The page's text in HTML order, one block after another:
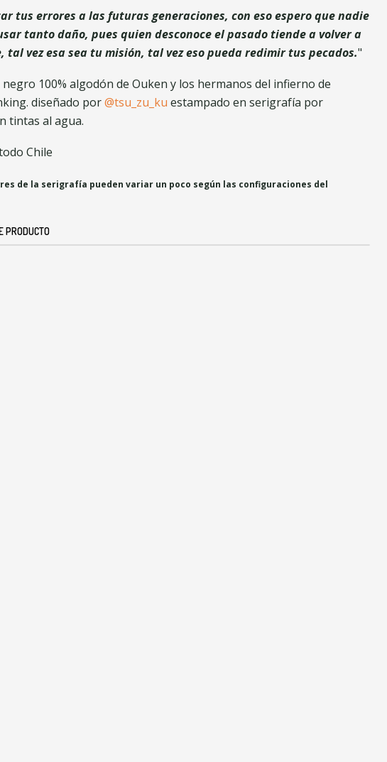
tus errores a las futuras generaciones, con eso espero que nadie
tanto daño, pues quien desconoce el pasado tiende a volver a
tal vez esa sea tu misión, tal vez eso pueda redimir tus pecados."
100% algodón de Ouken y los hermanos del infierno de
diseñado por@tsu_zu_ku estampado en serigrafía por
tintas al agua.
Chile
de la serigrafía pueden variar un poco según las configuraciones del
PRODUCTO